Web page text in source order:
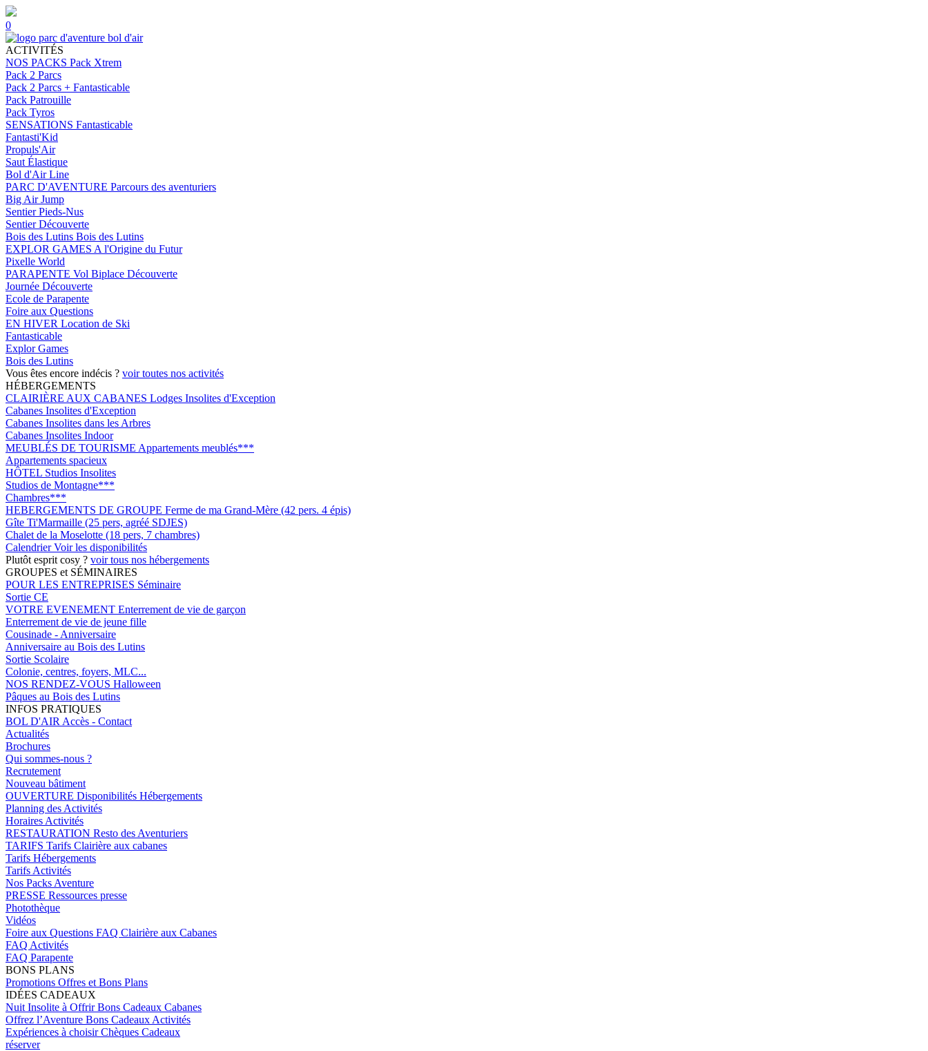
0
ACTIVITÉS
NOS PACKS Pack Xtrem
Pack 2 Parcs
Pack 2 Parcs + Fantasticable
Pack Patrouille
Pack Tyros
SENSATIONS Fantasticable
Fantasti'Kid
Propuls'Air
Saut Élastique
Bol d'Air Line
PARC D'AVENTURE Parcours des aventuriers
Big Air Jump
Sentier Pieds-Nus
Sentier Découverte
Bois des Lutins Bois des Lutins
EXPLOR GAMES A l'Origine du Futur
Pixelle World
PARAPENTE Vol Biplace Découverte
Journée Découverte
Ecole de Parapente
Foire aux Questions
EN HIVER Location de Ski
Fantasticable
Explor Games
Bois des Lutins
Vous êtes encore indécis ? voir toutes nos activités
HÉBERGEMENTS
CLAIRIÈRE AUX CABANES Lodges Insolites d'Exception
Cabanes Insolites d'Exception
Cabanes Insolites dans les Arbres
Cabanes Insolites Indoor
MEUBLÉS DE TOURISME Appartements meublés***
Appartements spacieux
HÔTEL Studios Insolites
Studios de Montagne***
Chambres***
HEBERGEMENTS DE GROUPE Ferme de ma Grand-Mère (42 pers. 4 épis)
Gîte Ti'Marmaille (25 pers, agréé SDJES)
Chalet de la Moselotte (18 pers, 7 chambres)
CalendrierVoir les disponibilités
Plutôt esprit cosy ? voir tous nos hébergements
GROUPES et SÉMINAIRES
POUR LES ENTREPRISES Séminaire
Sortie CE
VOTRE EVENEMENT Enterrement de vie de garçon
Enterrement de vie de jeune fille
Cousinade - Anniversaire
Anniversaire au Bois des Lutins
Sortie Scolaire
Colonie, centres, foyers, MLC...
NOS RENDEZ-VOUS Halloween
Pâques au Bois des Lutins
INFOS PRATIQUES
BOL D'AIR Accès - Contact
Actualités
Brochures
Qui sommes-nous ?
Recrutement
Nouveau bâtiment
OUVERTURE Disponibilités Hébergements
Planning des Activités
Horaires Activités
RESTAURATION Resto des Aventuriers
TARIFS Tarifs Clairière aux cabanes
Tarifs Hébergements
Tarifs Activités
Nos Packs Aventure
PRESSE Ressources presse
Photothèque
Vidéos
Foire aux Questions FAQ Clairière aux Cabanes
FAQ Activités
FAQ Parapente
BONS PLANS
Promotions Offres et Bons Plans
IDÉES CADEAUX
Nuit Insolite à OffrirBons Cadeaux Cabanes
Offrez l’Aventure Bons Cadeaux Activités
Expériences à choisirChèques Cadeaux
réserver